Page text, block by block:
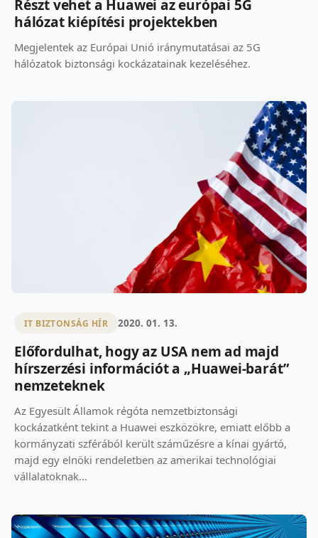
Részt vehet a Huawei az európai 5G
hálózat kiépítési projektekben
Megjelentek az Európai Unió iránymutatásai az 5G
hálózatok biztonsági kockázatainak kezeléséhez.
IT BIZTONSÁG HÍR 2020. 01. 13.
Előfordulhat, hogy az USA nem ad majd
hírszerzési információt a „Huawei-barát”
nemzeteknek
Az Egyesült Államok régóta nemzetbiztonsági
kockázatként tekint a Huawei eszközökre, emiatt előbb a
kormányzati szférából került száműzésre a kínai gyártó,
majd egy elnöki rendeletben az amerikai technológiai
vállalatoknak...